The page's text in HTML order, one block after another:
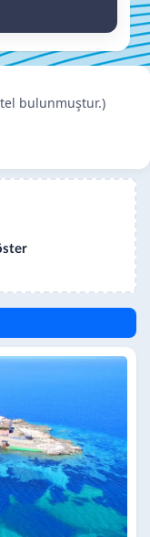
bulunmuştur.)